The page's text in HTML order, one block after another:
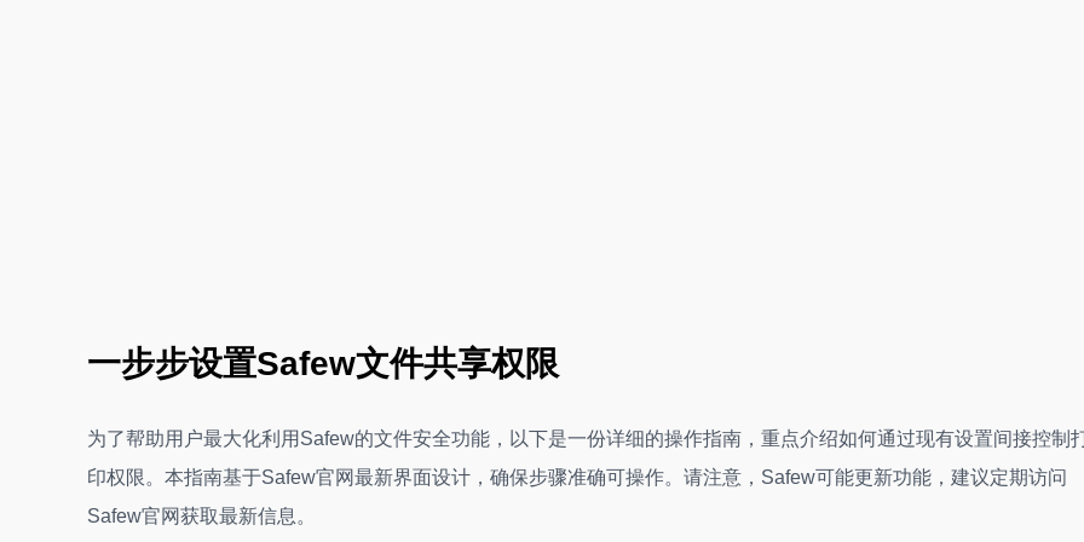
一步步设置Safew文件共享权限
为了帮助用户最大化利用Safew的文件安全功能，以下是一份详细的操作指南，重点介绍如何通过现有设置间接控制
印权限。本指南基于Safew官网最新界面设计，确保步骤准确可操作。请注意，Safew可能更新功能，建议定期访问
Safew官网获取最新信息。